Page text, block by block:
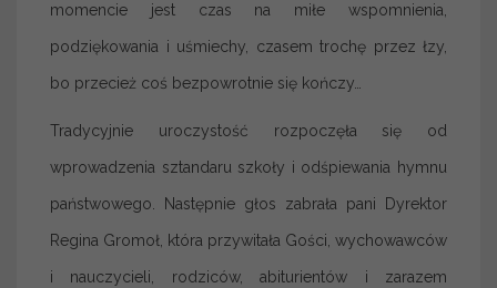
momencie jest czas na miłe wspomnienia,
podziękowania i uśmiechy, czasem trochę przez łzy,
bo przecież coś bezpowrotnie się kończy…
Tradycyjnie uroczystość rozpoczęła się od
wprowadzenia sztandaru szkoły i odśpiewania hymnu
państwowego. Następnie głos zabrała pani Dyrektor
Regina Gromoł, która przywitała Gości, wychowawców
i nauczycieli, rodziców, abiturientów i zarazem